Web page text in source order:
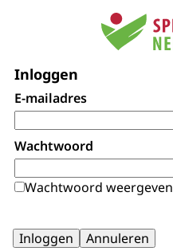
Inloggen
E-mailadres
Wachtwoord
Wachtwoord weergeven
Inloggen Annuleren